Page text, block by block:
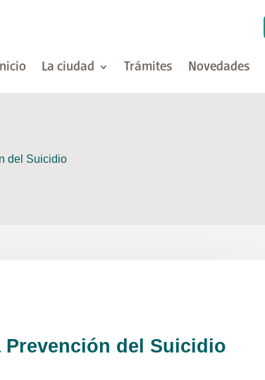
La ciudad Trámites Novedades
del Suicidio
Prevención del Suicidio